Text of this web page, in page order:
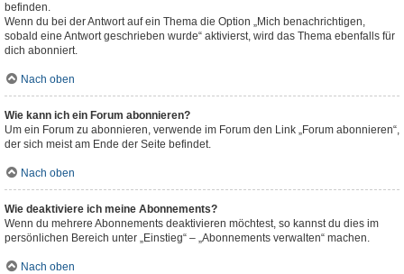
befinden.
Wenn du bei der Antwort auf ein Thema die Option „Mich benachrichtigen,
sobald eine Antwort geschrieben wurde“ aktivierst, wird das Thema ebenfalls für
dich abonniert.
Nach oben
Wie kann ich ein Forum abonnieren?
Um ein Forum zu abonnieren, verwende im Forum den Link „Forum abonnieren“,
der sich meist am Ende der Seite befindet.
Nach oben
Wie deaktiviere ich meine Abonnements?
Wenn du mehrere Abonnements deaktivieren möchtest, so kannst du dies im
persönlichen Bereich unter „Einstieg“ – „Abonnements verwalten“ machen.
Nach oben